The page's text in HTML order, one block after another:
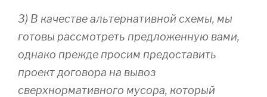
3) В качестве альтернативной схемы, мы
готовы рассмотреть предложенную вами,
однако прежде просим предоставить
проект договора на вывоз
сверхнормативного мусора, который